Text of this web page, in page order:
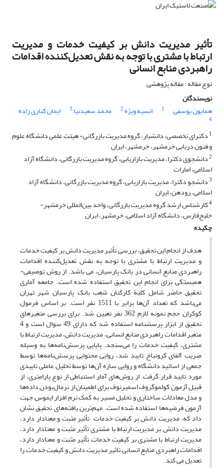
تأثیر مدیریت دانش بر کیفیت خدمات و مدیریت
ارتباط با مشتری با توجه به نقش تعدیل‌کننده اقدامات
راهبردی منابع انسانی
نوع مقاله : مقاله پژوهشی
نویسندگان
همایون یوسفی
1 انسیه ویژه2 محمد سعیدنیا 3 ایمان کناری زاده
4
1 دکترای تخصصی، دانشیار، گروه مدیریت بازرگانی- هیئت علمی دانشگاه علوم
و فنون دریایی خرمشهر، خرمشهر، ایران
2دانشجوی دکترا، مدیریت بازاریابی، گروه مدیریت بازرگانی، دانشگاه آزاد
اسلامی، امارات
3دانشجو دکترا، مدیریت بازاریابی، گروه مدیریت بازرگانی، دانشگاه آزاد
اسلامی، رودهن، ایران
4کارشناس ارشد گروه مدیریت بازرگانی، واحد بین‌المللی خرمشهر-
خلیج‌فارس، دانشگاه آزاد اسلامی، خرمشهر، ایران
چکیده
هدف از انجام این تحقیق، بررسی تأثیر مدیریت دانش بر کیفیت خدمات
و مدیریت ارتباط با مشتری با توجه به نقش تعدیل‌کننده اقدامات
راهبردی منابع انسانی در بانک پارسیان، می باشد. از روش توصیفی-
همبستگی برای انجام این تحقیق استفاده شده است. جامعه آماری
تحقیق حاضر شامل کلیة کارکنان شعب بانک پارسیان شهر تهران
می‌باشد که تعداد آن‌ها برابر با 1511 نفر است. بر اساس فرمول
کوکران حجم نمونه لازم 362 نفر تعیین شد. برای بررسی متغیر‌های
تحقیق از ابزار پرسشنامه استفاده شد که دارای 49 سوال است و 4
متغیر اقدامات راهبردی منابع انسانی، مدیریت دانش، مدیریت ارتباط با
مشتری، کیفیت خدمات را می‌سنجد. پایایی پرسش‌نامه‌ها به وسیله
ضریب آلفای کرونباخ تایید شد، روایی محتوایی پرسش‌نامه‌ها توسط
جمعی از اساتید دانشگاه و روایی سازه آن‌ها توسط تحلیل عاملی تاییدی
مورد تایید قرار گرفت. از روش‌های آمار استنباطی از نوع پارامتری، از
قبیل آزمون کولموگروف اسمیرنوف برای اطمینان از نرمال‌بودن داده‌ها
و مدل معادلات ساختاری و تحلیل مسیر به کمک نرم افزار ایموس جهت
آزمون فرضیه‌ها استفاده شده است. مهم‌ترین یافته‌های تحقیق نشان
داد که، مدیریت دانش بر کیفیت خدمات تأثیر مثبت و معنادار دارد،
مدیریت دانش بر مدیریت ارتباط با مشتری تأثیر مثبت و معنادار دارد،
مدیریت ارتباط با مشتری بر کیفیت خدمات تأثیر مثبت و معنادار دارد،
اقدامات راهبردی منابع انسانی تاثیر مدیریت دانش و کیفیت خدمات را
تعدیل می کند.